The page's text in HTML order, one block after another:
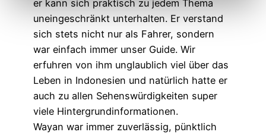
er kann sich praktisch zu jedem Thema
uneingeschränkt unterhalten. Er verstand
sich stets nicht nur als Fahrer, sondern
war einfach immer unser Guide. Wir
erfuhren von ihm unglaublich viel über das
Leben in Indonesien und natürlich hatte er
auch zu allen Sehenswürdigkeiten super
viele Hintergrundinformationen.
Wayan war immer zuverlässig, pünktlich